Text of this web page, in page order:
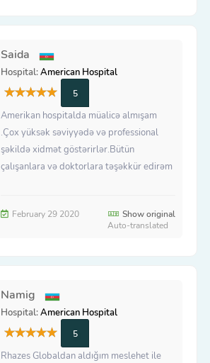
Saida
Hospital:American Hospital
5
Amerikan hospitalda müalicə almışam
.Çox yüksək səviyyədə və professional
şəkildə xidmət göstərirlər.Bütün
çalışanlara və doktorlara təşəkkür edirəm
February 29 2020
Show original
Auto-translated
Namig
Hospital:American Hospital
5
Rhazes Globaldan aldığım meslehet ile